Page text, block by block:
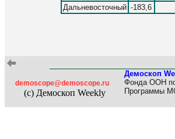
Дальневосточный -183,6
demoscope@demoscope.ru
(c) Демоскоп Weekly
Демоскоп
Фонда ООН
Программы